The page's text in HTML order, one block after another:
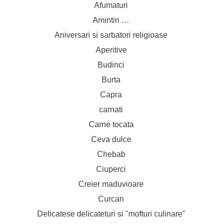
Afumaturi
Amintiri …
Aniversari si sarbatori religioase
Aperitive
Budinci
Burta
Capra
carnati
Carne tocata
Ceva dulce
Chebab
Ciuperci
Creier maduvioare
Curcan
Delicatese delicateturi si "mofturi culinare"